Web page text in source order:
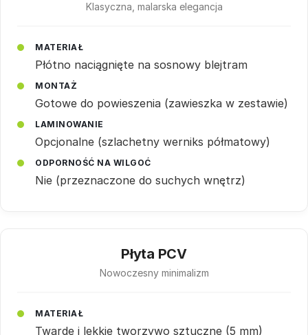
Klasyczna, malarska elegancja
MATERIAŁ
Płótno naciągnięte na sosnowy blejtram
MONTAŻ
Gotowe do powieszenia (zawieszka w zestawie)
LAMINOWANIE
Opcjonalne (szlachetny werniks półmatowy)
ODPORNOŚĆ NA WILGOĆ
Nie (przeznaczone do suchych wnętrz)
Płyta PCV
Nowoczesny minimalizm
MATERIAŁ
Twarde i lekkie tworzywo sztuczne (5 mm)